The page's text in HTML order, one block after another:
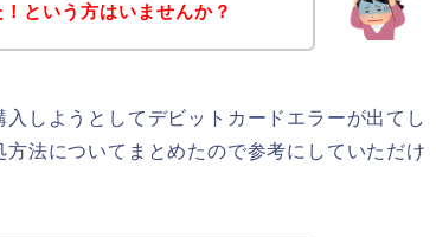
という方はいませんか？
しようとしてデビットカードエラーが出てし
法についてまとめたので参考にしていただけ